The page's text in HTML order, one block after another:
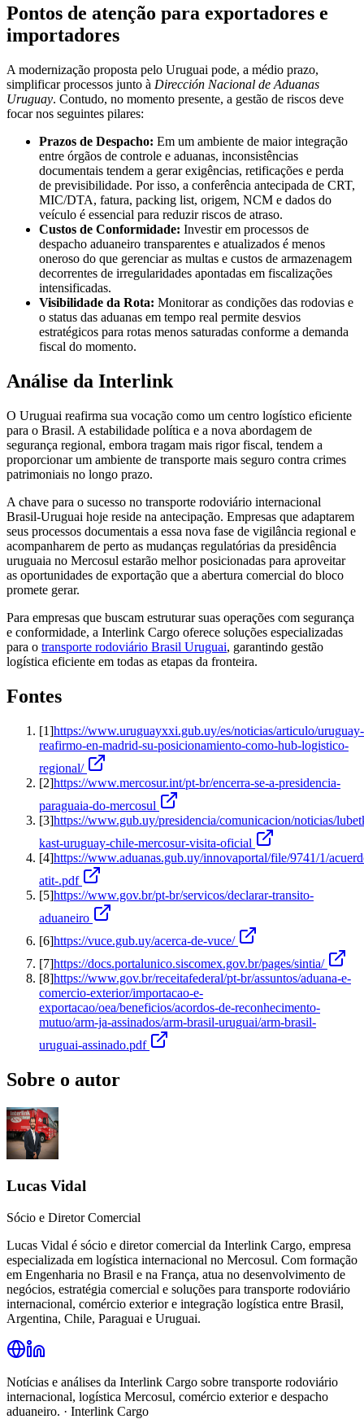
Pontos de atenção para exportadores e
importadores
A modernização proposta pelo Uruguai pode, a médio prazo,
simplificar processos junto à Dirección Nacional de Aduanas
Uruguay. Contudo, no momento presente, a gestão de riscos deve
focar nos seguintes pilares:
Prazos de Despacho: Em um ambiente de maior integração
entre órgãos de controle e aduanas, inconsistências
documentais tendem a gerar exigências, retificações e perda
de previsibilidade. Por isso, a conferência antecipada de CRT,
MIC/DTA, fatura, packing list, origem, NCM e dados do
veículo é essencial para reduzir riscos de atraso.
Custos de Conformidade: Investir em processos de
despacho aduaneiro transparentes e atualizados é menos
oneroso do que gerenciar as multas e custos de armazenagem
decorrentes de irregularidades apontadas em fiscalizações
intensificadas.
Visibilidade da Rota: Monitorar as condições das rodovias e
o status das aduanas em tempo real permite desvios
estratégicos para rotas menos saturadas conforme a demanda
fiscal do momento.
Análise da Interlink
O Uruguai reafirma sua vocação como um centro logístico eficiente
para o Brasil. A estabilidade política e a nova abordagem de
segurança regional, embora tragam mais rigor fiscal, tendem a
proporcionar um ambiente de transporte mais seguro contra crimes
patrimoniais no longo prazo.
A chave para o sucesso no transporte rodoviário internacional
Brasil-Uruguai hoje reside na antecipação. Empresas que adaptarem
seus processos documentais a essa nova fase de vigilância regional e
acompanharem de perto as mudanças regulatórias da presidência
uruguaia no Mercosul estarão melhor posicionadas para aproveitar
as oportunidades de exportação que a abertura comercial do bloco
promete gerar.
Para empresas que buscam estruturar suas operações com segurança
e conformidade, a Interlink Cargo oferece soluções especializadas
para o transporte rodoviário Brasil Uruguai, garantindo gestão
logística eficiente em todas as etapas da fronteira.
Fontes
[1]https://www.uruguayxxi.gub.uy/es/noticias/articulo/uruguay-
reafirmo-en-madrid-su-posicionamiento-como-hub-logistico-
regional/
[2]https://www.mercosur.int/pt-br/encerra-se-a-presidencia-
paraguaia-do-mercosul
[3]https://www.gub.uy/presidencia/comunicacion/noticias/
kast-uruguay-chile-mercosur-visita-oficial
[4]https://www.aduanas.gub.uy/innovaportal/file/9741/1/
atit-.pdf
[5]https://www.gov.br/pt-br/servicos/declarar-transito-
aduaneiro
[6]https://vuce.gub.uy/acerca-de-vuce/
[7]https://docs.portalunico.siscomex.gov.br/pages/sintia/
[8]https://www.gov.br/receitafederal/pt-br/assuntos/aduana-e-
comercio-exterior/importacao-e-
exportacao/oea/beneficios/acordos-de-reconhecimento-
mutuo/arm-ja-assinados/arm-brasil-uruguai/arm-brasil-
uruguai-assinado.pdf
Sobre o autor
Lucas Vidal
Sócio e Diretor Comercial
Lucas Vidal é sócio e diretor comercial da Interlink Cargo, empresa
especializada em logística internacional no Mercosul. Com formação
em Engenharia no Brasil e na França, atua no desenvolvimento de
negócios, estratégia comercial e soluções para transporte rodoviário
internacional, comércio exterior e integração logística entre Brasil,
Argentina, Chile, Paraguai e Uruguai.
Notícias e análises da Interlink Cargo sobre transporte rodoviário
internacional, logística Mercosul, comércio exterior e despacho
aduaneiro. · Interlink Cargo